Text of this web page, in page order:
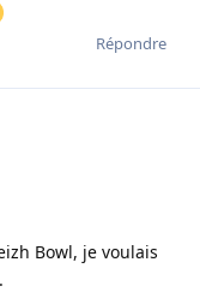
Répondre
Bowl, je voulais